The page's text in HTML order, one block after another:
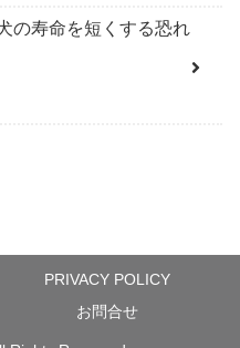
の寿命を短くする恐れ
PRIVACY POLICY
お問合せ